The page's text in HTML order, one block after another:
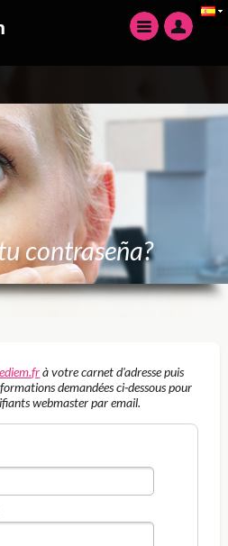
contraseña?
à votre carnet d'adresse puis
demandées ci-dessous pour
webmaster par email.